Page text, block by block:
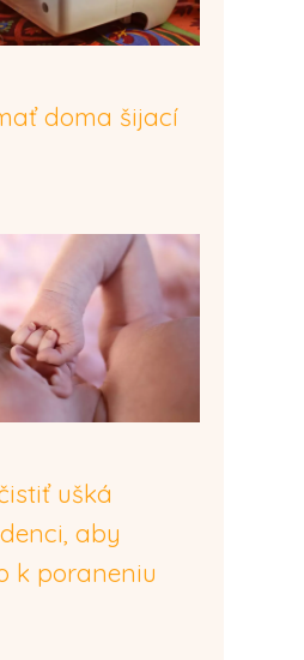
doma šijací
ušká
aby
k poraneniu